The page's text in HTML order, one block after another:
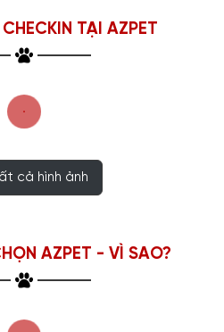
TẠI AZPET
cả hình ảnh
AZPET - VÌ SAO?